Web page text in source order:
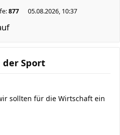
877 05.08.2026, 10:37
der Sport
sollten für die Wirtschaft ein